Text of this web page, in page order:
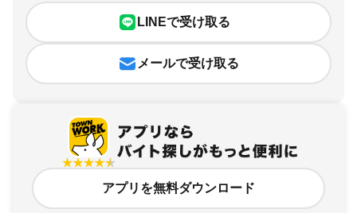
LINEで受け取る
メールで受け取る
アプリを無料ダウンロード